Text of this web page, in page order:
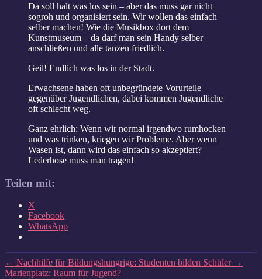
Da soll halt was los sein – aber das muss gar nicht
sogroh und organisiert sein. Wir wollen das einfach
selber machen! Wie die Musikbox dort dem
Kunstmuseum – da darf man sein Handy selber
anschließen und alle tanzen friedlich.
Geil! Endlich was los in der Stadt.
Erwachsene haben oft unbegründete Vorurteile
gegenüber Jugendlichen, dabei kommen Jugendliche
oft schlecht weg.
Ganz ehrlich: Wenn wir normal irgendwo rumhocken
und was trinken, kriegen wir Probleme. Aber wenn
Wasen ist, dann wird das einfach so akzeptiert?
Lederhose muss man tragen!
Teilen mit:
X
Facebook
WhatsApp
← Nachhilfe für Bildungshungrige: Studenten bilden Schüler →
Marienplatz: Raum für Jugend?